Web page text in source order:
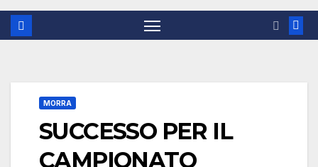
MORRA
SUCCESSO PER IL
CAMPIONATO